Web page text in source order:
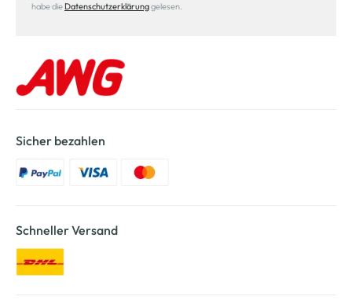
habe die Datenschutzerklärunggelesen.
Sicher bezahlen
Schneller Versand